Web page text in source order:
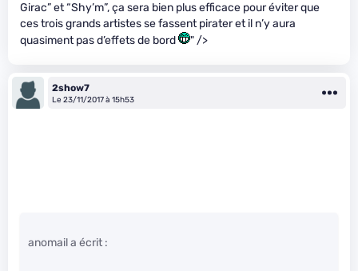
Girac” et “Shy’m”, ça sera bien plus efficace pour éviter que
ces trois grands artistes se fassent pirater et il n’y aura
quasiment pas d’effets de bord
" />
2show7
Le 23/11/2017 à 15h53
anomail a écrit :